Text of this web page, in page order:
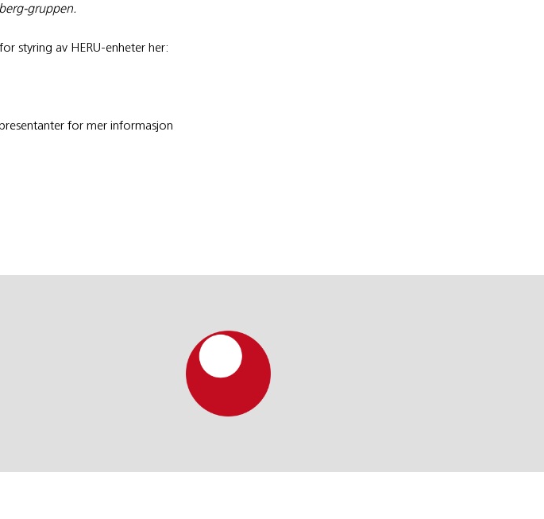
gruppen.
styring av HERU-enheter her:
for mer informasjon